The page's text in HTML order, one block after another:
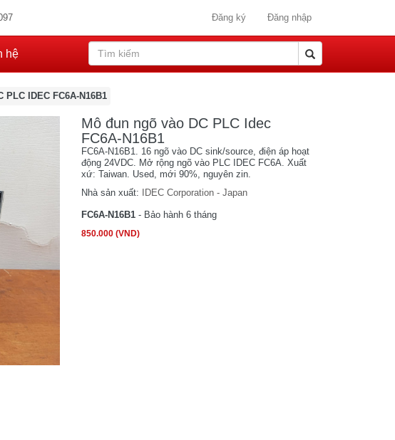
Đăng ký Đăng nhập
hệ
PLC IDEC FC6A-N16B1
Mô đun ngõ vào DC PLC Idec
FC6A-N16B1
FC6A-N16B1. 16 ngõ vào DC sink/source, điện áp hoạt
động 24VDC. Mở rộng ngõ vào PLC IDEC FC6A. Xuất
xứ: Taiwan. Used, mới 90%, nguyên zin.
Nhà sản xuất:
IDEC Corporation - Japan
FC6A-N16B1- Bảo hành 6 tháng
850.000 (VND)